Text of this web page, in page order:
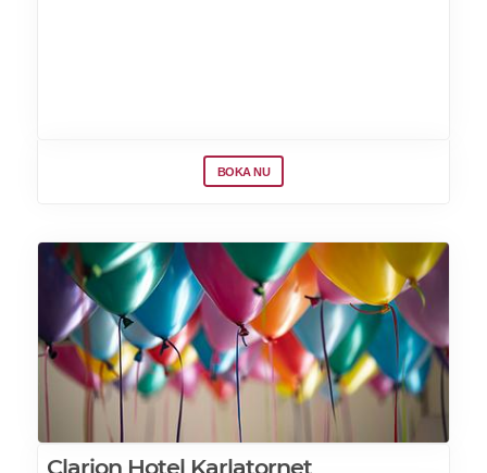
BOKA NU
Clarion Hotel Karlatornet